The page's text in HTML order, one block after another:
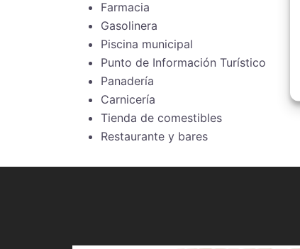
Farmacia
Gasolinera
Piscina municipal
Punto de Información Turístico
Panadería
Carnicería
Tienda de comestibles
Restaurante y bares